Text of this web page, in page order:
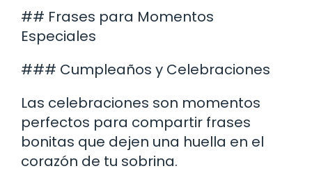
## Frases para Momentos
Especiales
### Cumpleaños y Celebraciones
Las celebraciones son momentos
perfectos para compartir frases
bonitas que dejen una huella en el
corazón de tu sobrina.